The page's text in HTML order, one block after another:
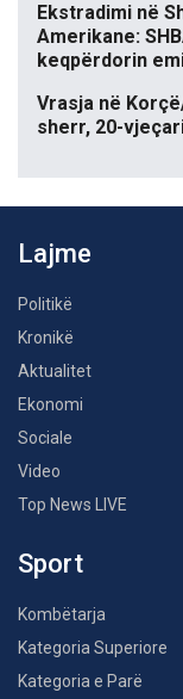
Ekstradimi në
Amerikane:
keqpërdorin
Vrasja në
sherr, 20-
Lajme
Politikë
Kronikë
Aktualitet
Ekonomi
Sociale
Video
Top News LIVE
Sport
Kombëtarja
Kategoria Superiore
Kategoria e Parë